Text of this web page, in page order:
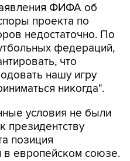
ФИФА об
проекта по
недостаточно. По
федераций,
что
нашу игру
никогда".
условия не были
президентству
позиция
в европейском союзе.